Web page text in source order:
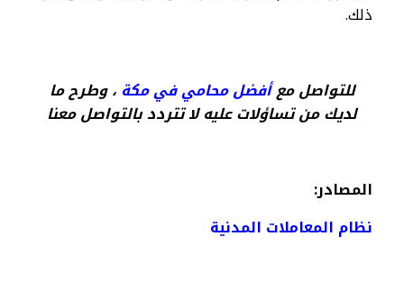
ذلك.
للتواصل معأفضل محامي في مكة ، وطرح ما
لديك من تساؤلات عليه لا تتردد بالتواصل معنا
المصادر:
نظام المعاملات المدنية